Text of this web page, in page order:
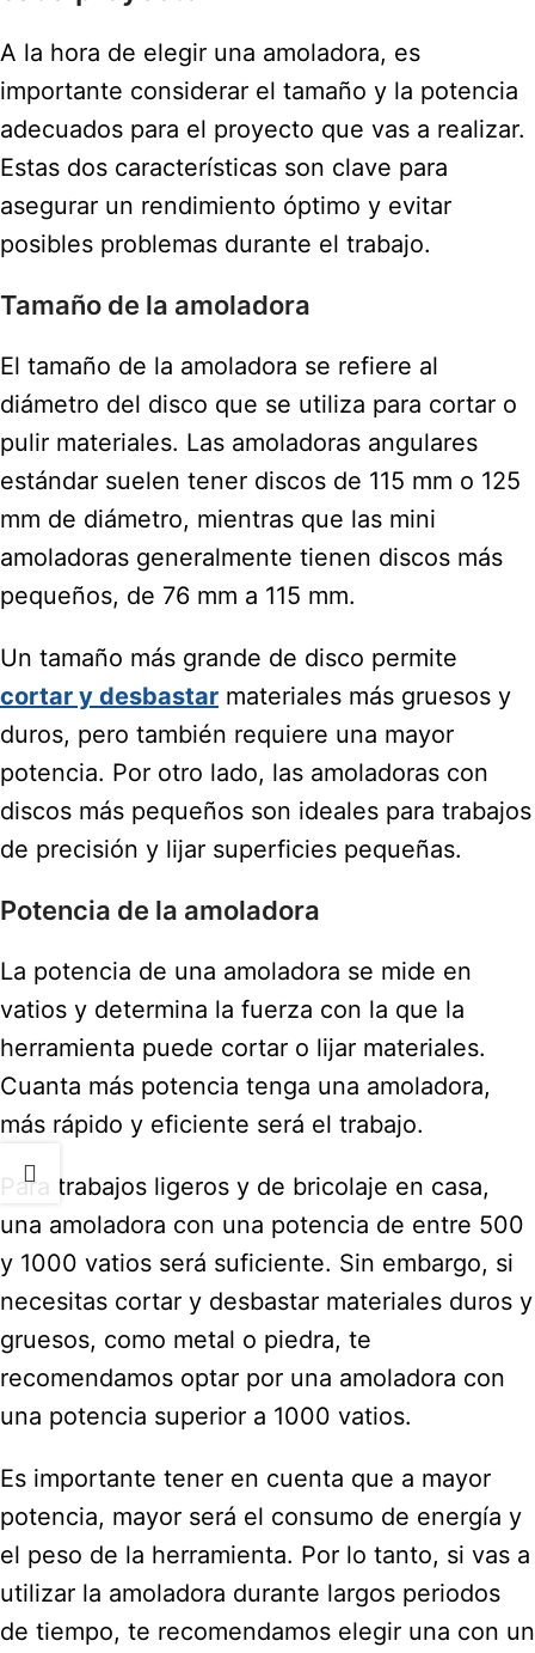
A la hora de elegir una amoladora, es
importante considerar el tamaño y la potencia
adecuados para el proyecto que vas a realizar.
Estas dos características son clave para
asegurar un rendimiento óptimo y evitar
posibles problemas durante el trabajo.
Tamaño de la amoladora
El tamaño de la amoladora se refiere al
diámetro del disco que se utiliza para cortar o
pulir materiales. Las amoladoras angulares
estándar suelen tener discos de 115 mm o 125
mm de diámetro, mientras que las mini
amoladoras generalmente tienen discos más
pequeños, de 76 mm a 115 mm.
Un tamaño más grande de disco permite
cortar y desbastar materiales más gruesos y
duros, pero también requiere una mayor
potencia. Por otro lado, las amoladoras con
discos más pequeños son ideales para trabajos
de precisión y lijar superficies pequeñas.
Potencia de la amoladora
La potencia de una amoladora se mide en
vatios y determina la fuerza con la que la
herramienta puede cortar o lijar materiales.
Cuanta más potencia tenga una amoladora,
más rápido y eficiente será el trabajo.
Para trabajos ligeros y de bricolaje en casa,
una amoladora con una potencia de entre 500
y 1000 vatios será suficiente. Sin embargo, si
necesitas cortar y desbastar materiales duros y
gruesos, como metal o piedra, te
recomendamos optar por una amoladora con
una potencia superior a 1000 vatios.
Es importante tener en cuenta que a mayor
potencia, mayor será el consumo de energía y
el peso de la herramienta. Por lo tanto, si vas a
utilizar la amoladora durante largos periodos
de tiempo, te recomendamos elegir una con un